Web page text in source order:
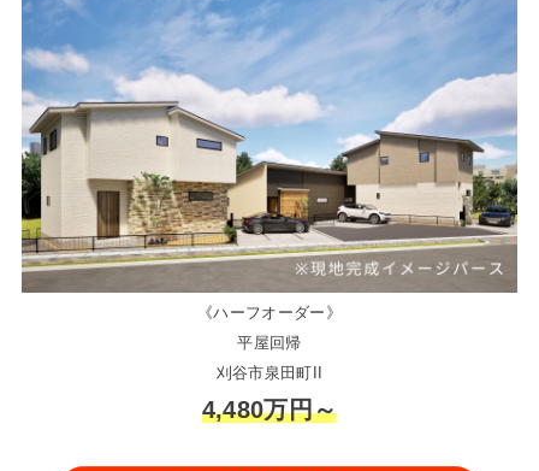
《ハーフオーダー》
平屋回帰
刈谷市泉田町II
4,480万円～